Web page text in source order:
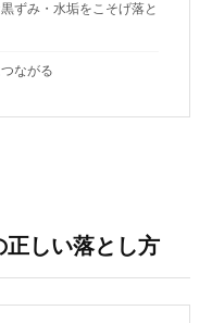
ずみ・水垢をこそげ落と
ながる
正しい落とし方